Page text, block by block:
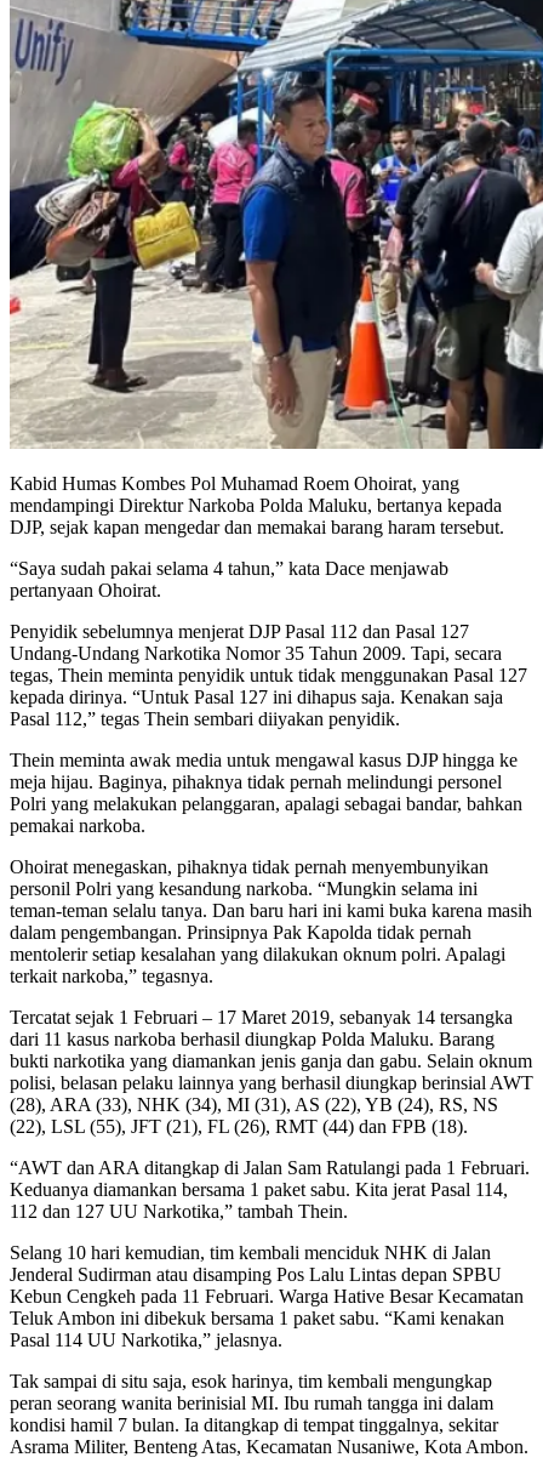
Kabid Humas Kombes Pol Muhamad Roem Ohoirat, yang
mendampingi Direktur Narkoba Polda Maluku, bertanya kepada
DJP, sejak kapan mengedar dan memakai barang haram tersebut.
“Saya sudah pakai selama 4 tahun,” kata Dace menjawab
pertanyaan Ohoirat.
Penyidik sebelumnya menjerat DJP Pasal 112 dan Pasal 127
Undang-Undang Narkotika Nomor 35 Tahun 2009. Tapi, secara
tegas, Thein meminta penyidik untuk tidak menggunakan Pasal 127
kepada dirinya. “Untuk Pasal 127 ini dihapus saja. Kenakan saja
Pasal 112,” tegas Thein sembari diiyakan penyidik.
Thein meminta awak media untuk mengawal kasus DJP hingga ke
meja hijau. Baginya, pihaknya tidak pernah melindungi personel
Polri yang melakukan pelanggaran, apalagi sebagai bandar, bahkan
pemakai narkoba.
Ohoirat menegaskan, pihaknya tidak pernah menyembunyikan
personil Polri yang kesandung narkoba. “Mungkin selama ini
teman-teman selalu tanya. Dan baru hari ini kami buka karena masih
dalam pengembangan. Prinsipnya Pak Kapolda tidak pernah
mentolerir setiap kesalahan yang dilakukan oknum polri. Apalagi
terkait narkoba,” tegasnya.
Tercatat sejak 1 Februari – 17 Maret 2019, sebanyak 14 tersangka
dari 11 kasus narkoba berhasil diungkap Polda Maluku. Barang
bukti narkotika yang diamankan jenis ganja dan gabu. Selain oknum
polisi, belasan pelaku lainnya yang berhasil diungkap berinsial AWT
(28), ARA (33), NHK (34), MI (31), AS (22), YB (24), RS, NS
(22), LSL (55), JFT (21), FL (26), RMT (44) dan FPB (18).
“AWT dan ARA ditangkap di Jalan Sam Ratulangi pada 1 Februari.
Keduanya diamankan bersama 1 paket sabu. Kita jerat Pasal 114,
112 dan 127 UU Narkotika,” tambah Thein.
Selang 10 hari kemudian, tim kembali menciduk NHK di Jalan
Jenderal Sudirman atau disamping Pos Lalu Lintas depan SPBU
Kebun Cengkeh pada 11 Februari. Warga Hative Besar Kecamatan
Teluk Ambon ini dibekuk bersama 1 paket sabu. “Kami kenakan
Pasal 114 UU Narkotika,” jelasnya.
Tak sampai di situ saja, esok harinya, tim kembali mengungkap
peran seorang wanita berinisial MI. Ibu rumah tangga ini dalam
kondisi hamil 7 bulan. Ia ditangkap di tempat tinggalnya, sekitar
Asrama Militer, Benteng Atas, Kecamatan Nusaniwe, Kota Ambon.